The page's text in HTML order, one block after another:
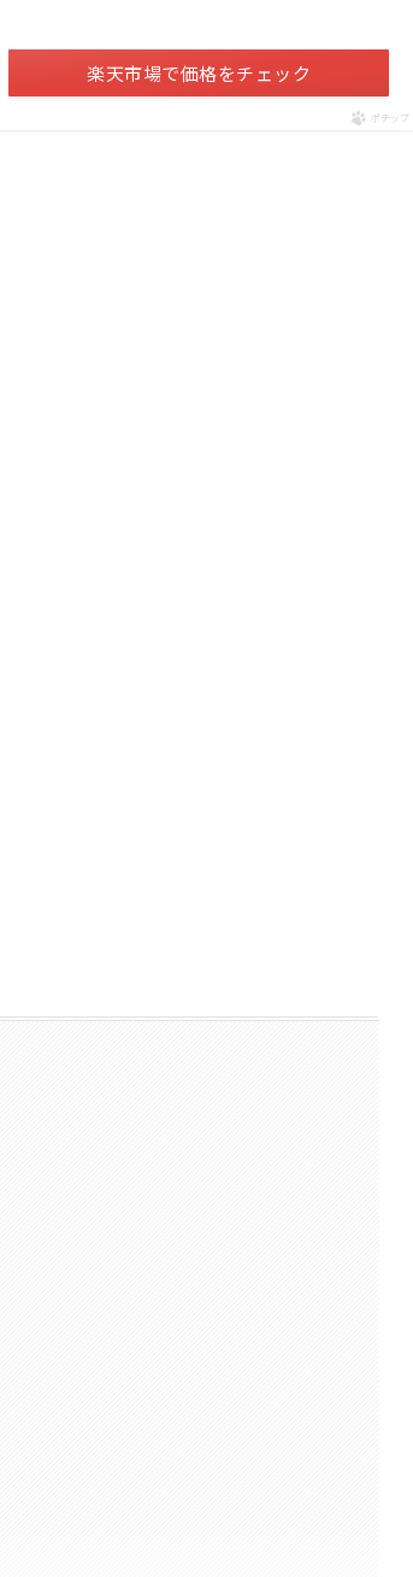
楽天市場で価格をチェック
ポチップ